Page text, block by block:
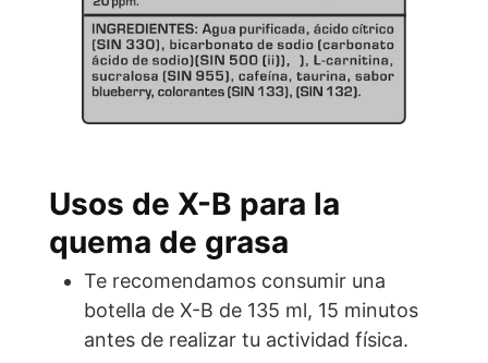
Usos de X-B para la
quema de grasa
Te recomendamos consumir una
botella de X-B de 135 ml, 15 minutos
antes de realizar tu actividad física.